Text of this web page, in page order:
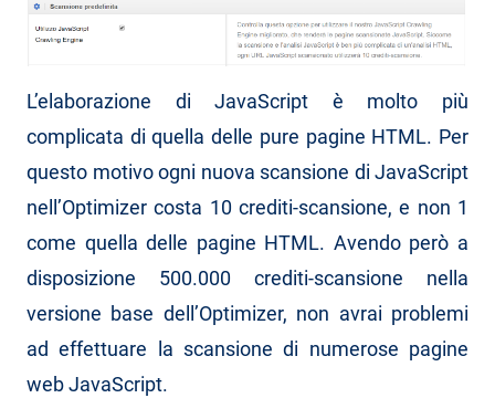
L’elaborazione di JavaScript è molto più
complicata di quella delle pure pagine HTML. Per
questo motivo ogni nuova scansione di JavaScript
nell’Optimizer costa 10 crediti-scansione, e non 1
come quella delle pagine HTML. Avendo però a
disposizione 500.000 crediti-scansione nella
versione base dell’Optimizer, non avrai problemi
ad effettuare la scansione di numerose pagine
web JavaScript.